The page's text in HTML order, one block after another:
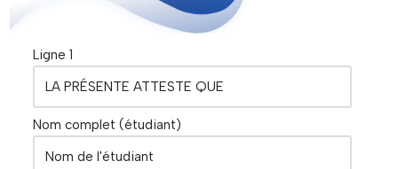
Ligne 1
Nom complet (étudiant)